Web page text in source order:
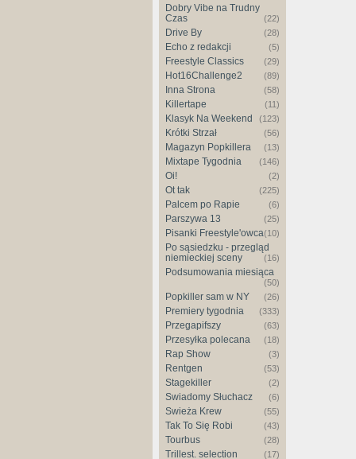
Dobry Vibe na Trudny
Czas
(22)
Drive By (28)
Echo z redakcji (5)
Freestyle Classics (29)
Hot16Challenge2 (89)
Inna Strona (58)
Killertape (11)
Klasyk Na Weekend (123)
Krótki Strzał (56)
Magazyn Popkillera (13)
Mixtape Tygodnia (146)
Oi! (2)
Ot tak (225)
Palcem po Rapie (6)
Parszywa 13 (25)
Pisanki Freestyle'owca(10)
Po sąsiedzku - przegląd
niemieckiej sceny
(16)
Podsumowania miesiąca
(50)
Popkiller sam w NY (26)
Premiery tygodnia (333)
Przegapifszy (63)
Przesyłka polecana (18)
Rap Show (3)
Rentgen (53)
Stagekiller (2)
Świadomy Słuchacz (6)
Świeża Krew (55)
Tak To Się Robi (43)
Tourbus (28)
Trillest. selection (17)